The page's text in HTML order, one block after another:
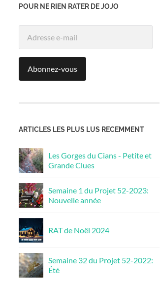
POUR NE RIEN RATER DE JOJO
Abonnez-vous
ARTICLES LES PLUS LUS RECEMMENT
Les Gorges du Cians - Petite et
Grande Clues
Semaine 1 du Projet 52-2023:
Nouvelle année
RAT de Noël 2024
Semaine 32 du Projet 52-2022:
Été